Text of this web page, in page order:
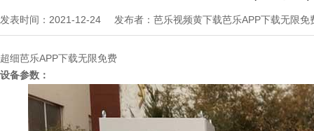
发表时间：2021-12-24 发布者：芭乐视频黄下载芭乐APP下载无限
超细芭乐APP下载无限免费
设备参数：